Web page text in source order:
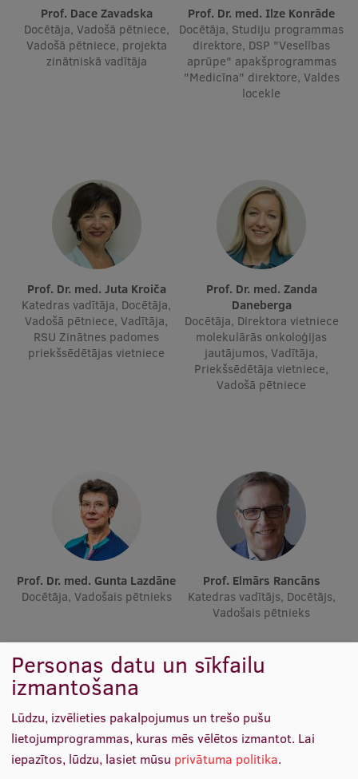
Aula
Muzeji un ekspozīcijas
Virtuālā tūre
Ilgtspējīga attīstība
Studiju un vides pieejamība
Dati par 2025. gadu
Suvenīri un grāmatas
Sagatavošanas kursi
Profesionālās pilnveides kursi
ESF kvalifikācijas celšanas kursi
Pedagoģiskās izaugsmes centrs
Kvalifikācijas atbilstības pārbaude
Pētniecība
Zinātniskie institūti un laboratorijas
Prof. Dace Zavadska
Docētāja, Vadošā pētniece,
Vadošā pētniece, projekta
zinātniskā vadītāja
Prof. Dr. med. Ilze Konrāde
Docētāja, Studiju programmas
direktore, DSP "Veselības
aprūpe" apakšprogrammas
"Medicīna" direktore, Valdes
locekle
Prof. Dr. med. Juta Kroiča
Katedras vadītāja, Docētāja,
Vadošā pētniece, Vadītāja,
RSU Zinātnes padomes
priekšsēdētājas vietniece
Prof. Dr. med. Zanda
Daneberga
Docētāja, Direktora vietniece
molekulārās onkoloģijas
jautājumos, Vadītāja,
Priekšsēdētāja vietniece,
Vadošā pētniece
Prof. Dr. med. Gunta Lazdāne
Docētāja, Vadošais pētnieks
Prof. Elmārs Rancāns
Katedras vadītājs, Docētājs,
Vadošais pētnieks
Personas datu un sīkfailu
izmantošana
Lūdzu, izvēlieties pakalpojumus un trešo pušu
lietojumprogrammas, kuras mēs vēlētos izmantot. Lai
iepazītos, lūdzu, lasiet mūsu privātuma politika.